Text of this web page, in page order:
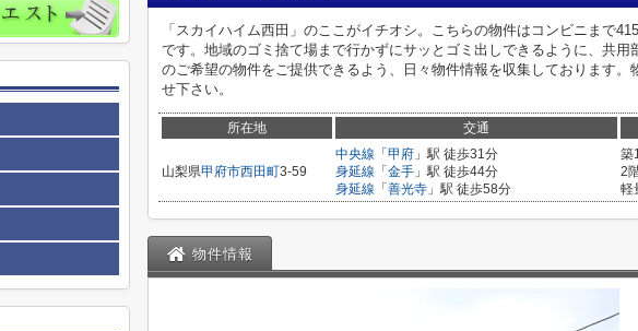
「スカイハイム西田」のここがイチオシ。こちらの物件はコンビニまで
です。地域のゴミ捨て場まで行かずにサッとゴミ出しできるように、共
のご希望の物件をご提供できるよう、日々物件情報を収集しております
せ下さい。
所在地 交通
山梨県甲府市西田町3-59
中央線 「 甲府 」駅 徒歩31分
身延線 「 金手 」駅 徒歩44分
身延線 「 善光寺 」駅 徒歩58分
築
2
軽
物件情報